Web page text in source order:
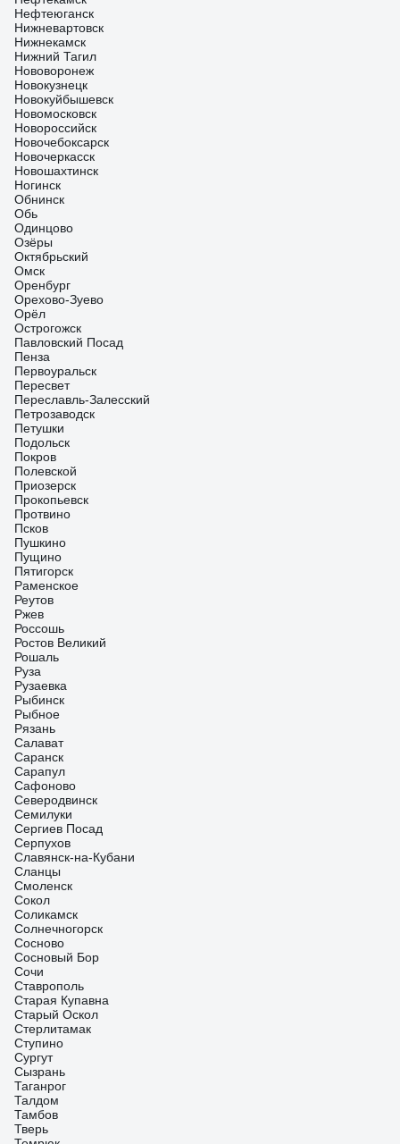
Нефтеюганск
Нижневартовск
Нижнекамск
Нижний Тагил
Нововоронеж
Новокузнецк
Новокуйбышевск
Новомосковск
Новороссийск
Новочебоксарск
Новочеркасск
Новошахтинск
Ногинск
Обнинск
Обь
Одинцово
Озёры
Октябрьский
Омск
Оренбург
Орехово-Зуево
Орёл
Острогожск
Павловский Посад
Пенза
Первоуральск
Пересвет
Переславль-Залесский
Петрозаводск
Петушки
Подольск
Покров
Полевской
Приозерск
Прокопьевск
Протвино
Псков
Пушкино
Пущино
Пятигорск
Раменское
Реутов
Ржев
Россошь
Ростов Великий
Рошаль
Руза
Рузаевка
Рыбинск
Рыбное
Рязань
Салават
Саранск
Сарапул
Сафоново
Северодвинск
Семилуки
Сергиев Посад
Серпухов
Славянск-на-Кубани
Сланцы
Смоленск
Сокол
Соликамск
Солнечногорск
Сосново
Сосновый Бор
Сочи
Ставрополь
Старая Купавна
Старый Оскол
Стерлитамак
Ступино
Сургут
Сызрань
Таганрог
Талдом
Тамбов
Тверь